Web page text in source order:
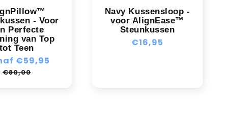
- Voor
Perfecte
van Top
tot Teen
€59,95
€80,00
Navy Kussensloop -
voor AlignEase™️
Steunkussen
Normale
€16,95